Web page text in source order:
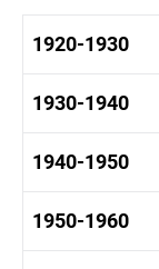
1920-1930
1920-
1920-
1930-1940
1930-
1930-
1940-1950
1940-
1940-
1950-1960